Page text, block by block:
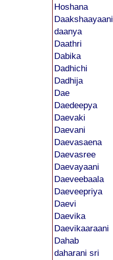
Hoshana
Daakshaayaani
daanya
Daathri
Dabika
Dadhichi
Dadhija
Dae
Daedeepya
Daevaki
Daevani
Daevasaena
Daevasree
Daevayaani
Daeveebaala
Daeveepriya
Daevi
Daevika
Daevikaaraani
Dahab
daharani sri